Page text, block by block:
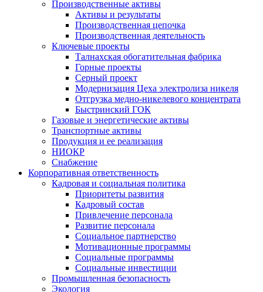
Производственные активы
Активы и результаты
Производственная цепочка
Производственная деятельность
Ключевые проекты
Талнахская обогатительная фабрика
Горные проекты
Серный проект
Модернизация Цеха электролиза никеля
Отгрузка медно-никелевого концентрата
Быстринский ГОК
Газовые и энергетические активы
Транспортные активы
Продукция и ее реализация
НИОКР
Снабжение
Корпоративная ответственность
Кадровая и социальная политика
Приоритеты развития
Кадровый состав
Привлечение персонала
Развитие персонала
Социальное партнерство
Мотивационные программы
Социальные программы
Социальные инвестиции
Промышленная безопасность
Экология